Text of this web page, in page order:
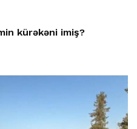
kürəkəni imiş?